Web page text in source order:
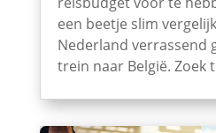
een beetje slim
Nederland verrassend
trein naar België. Zoek